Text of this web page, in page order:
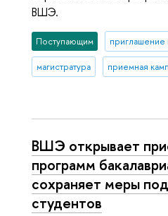
ВШЭ.
Поступающим приглашение
магистратура приемная
ВШЭ открывает
программ
сохраняет меры
студентов